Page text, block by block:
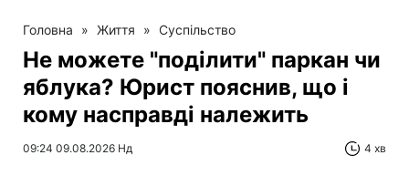
Головна » Життя » Суспільство
Не можете "поділити" паркан чи
яблука? Юрист пояснив, що і
кому насправді належить
09:24 09.08.2026 Нд 4 хв